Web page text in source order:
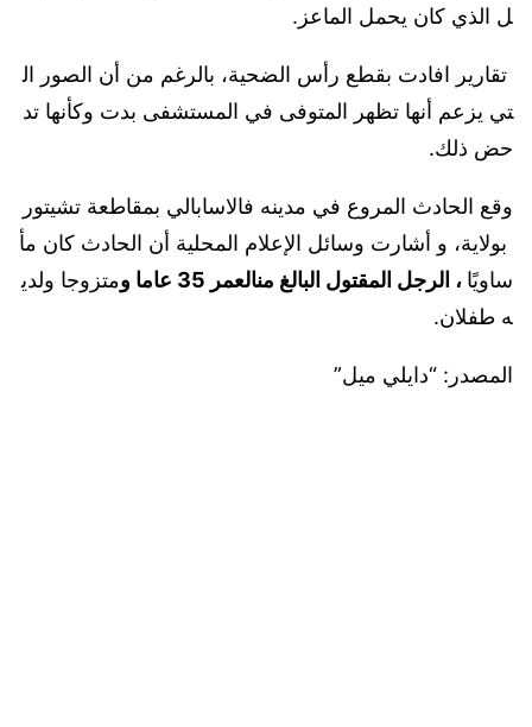
ل الذي كان يحمل الماعز.
تقارير افادت بقطع رأس الضحية، بالرغم من أن الصور ال
تي يزعم أنها تظهر المتوفى في المستشفى بدت وكأنها تد
حض ذلك.
وقع الحادث المروع في مدينه فالاسابالي بمقاطعة تشيتور
بولاية، و أشارت وسائل الإعلام المحلية أن الحادث كان مأ
ساويًا ، الرجل المقتول البالغ منالعمر عاما ومتزوجا ولدي
ه طفلان.
المصدر: “دايلي ميل”